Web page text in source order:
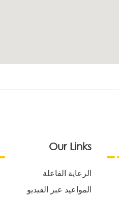
Our Links
الرعاية الفاعلة
المواعيد عبر الفيديو